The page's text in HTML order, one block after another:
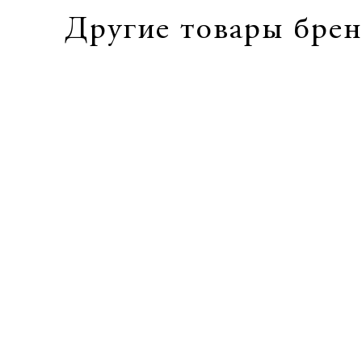
Другие товары